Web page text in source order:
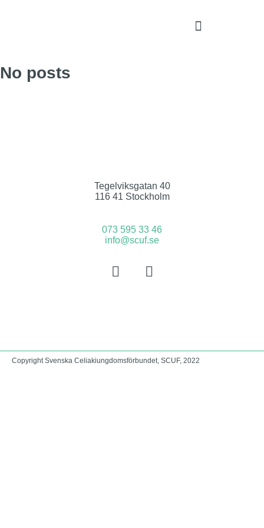
No posts
Tegelviksgatan 40
116 41 Stockholm
073 595 33 46
info@scuf.se
Copyright Svenska Celiakiungdomsförbundet, SCUF, 2022